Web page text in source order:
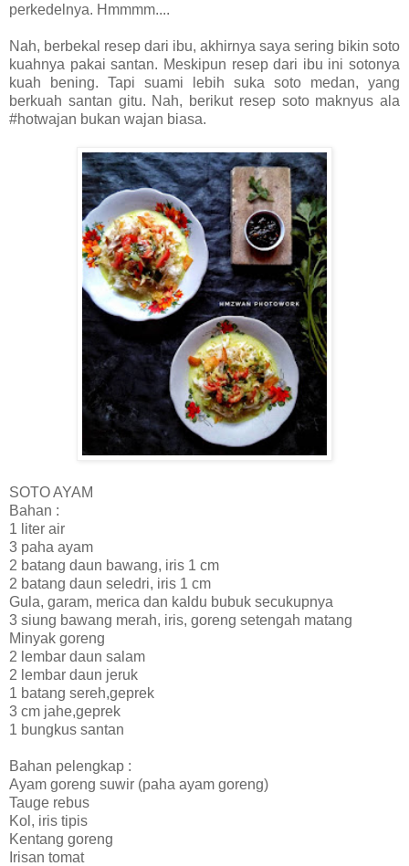
perkedelnya. Hmmmm....
Nah, berbekal resep dari ibu, akhirnya saya sering bikin soto
kuahnya pakai santan. Meskipun resep dari ibu ini sotonya
kuah bening. Tapi suami lebih suka soto medan, yang
berkuah santan gitu. Nah, berikut resep soto maknyus ala
#hotwajan bukan wajan biasa.
SOTO AYAM
Bahan :
1 liter air
3 paha ayam
2 batang daun bawang, iris 1 cm
2 batang daun seledri, iris 1 cm
Gula, garam, merica dan kaldu bubuk secukupnya
3 siung bawang merah, iris, goreng setengah matang
Minyak goreng
2 lembar daun salam
2 lembar daun jeruk
1 batang sereh,geprek
3 cm jahe,geprek
1 bungkus santan
Bahan pelengkap :
Ayam goreng suwir (paha ayam goreng)
Tauge rebus
Kol, iris tipis
Kentang goreng
Irisan tomat